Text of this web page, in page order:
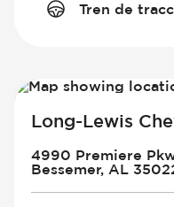
Tren de
Long-Lewis
4990 Premiere
Bessemer, AL